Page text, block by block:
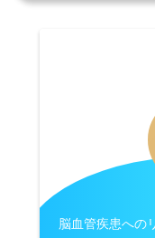
脳血管疾患への